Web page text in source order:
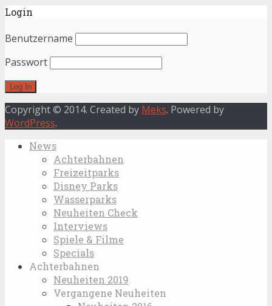
Login
Benutzername
Passwort
Copyright © 2014. Created by Meks. Powered by
WordPress.
News
Achterbahnen
Freizeitparks
Disney Parks
Wasserparks
Neuheiten Check
Interviews
Spiele & Filme
Specials
Achterbahnen
Neuheiten 2019
Vergangene Neuheiten